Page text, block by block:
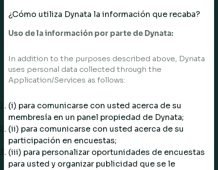
¿Cómo utiliza Dynata la información que recaba?
Uso de la información por parte de Dynata:
In addition to the purposes described above, Dynata
uses personal data collected through the
Application/Services as follows:
(i) para comunicarse con usted acerca de su
membresía en un panel propiedad de Dynata;
(ii) para comunicarse con usted acerca de su
participación en encuestas;
(iii) para personalizar oportunidades de encuestas
para usted y organizar publicidad que se le